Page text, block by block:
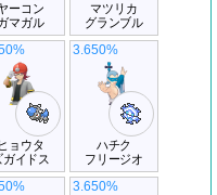
ーコン
マガル
マツリカ
グランブル
ヒョウタ
ガイドス
ハチク
フリージオ
3.650%
3.650%